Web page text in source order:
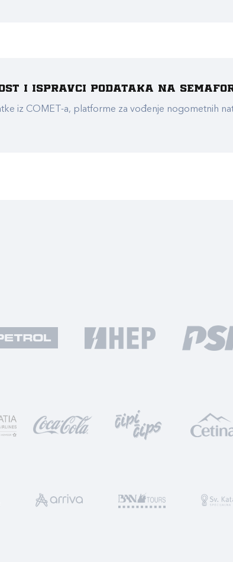
i ispravci podataka na
iz COMET-a, platforme za vođenje nogometnih